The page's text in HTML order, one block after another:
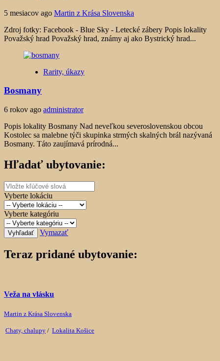
5 mesiacov ago Martin z Krása Slovenska
Zdroj fotky: Facebook - Blue Sky - Letecké zábery Popis lokality
Považský hrad Považský hrad, známy aj ako Bystrický hrad...
Rarity, úkazy
Bosmany
6 rokov ago administrator
Popis lokality Bosmany Nad neveľkou severoslovenskou obcou
Kostolec sa malebne týči skupinka strmých skalných brál nazývaná
Bosmany. Táto zaujímavá prírodná...
Hľadať ubytovanie:
Vyberte lokáciu
Vyberte kategóriu
Vyhľadať Vymazať
Teraz pridané ubytovanie:
Veža na vlásku
Martin z Krása Slovenska
Chaty, chalupy / Lokalita Košice